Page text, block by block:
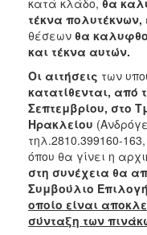
ΑΝΘΕΚΤΙΚΗ
ΠΟΛΗ
τέκνα πολυτέκνων,
θέσεων θα
και τέκνα αυτών.
Οι αιτήσεις των
κατατίθενται, από
Σεπτεμβρίου, στο
Ηρακλείου
τηλ.2810.399160-
όπου θα γίνει η
στη συνέχεια θα
Συμβούλιο
οποίο είναι
σύνταξη των